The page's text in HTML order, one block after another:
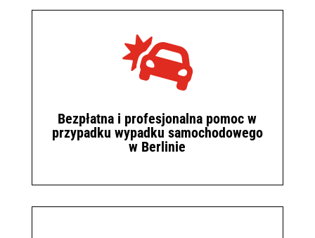

Bezpłatna i profesjonalna pomoc w
przypadku wypadku samochodowego
w Berlinie